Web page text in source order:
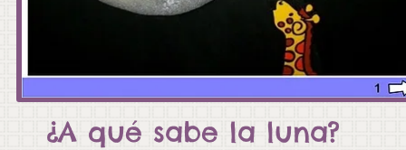
¿A qué sabe la luna?